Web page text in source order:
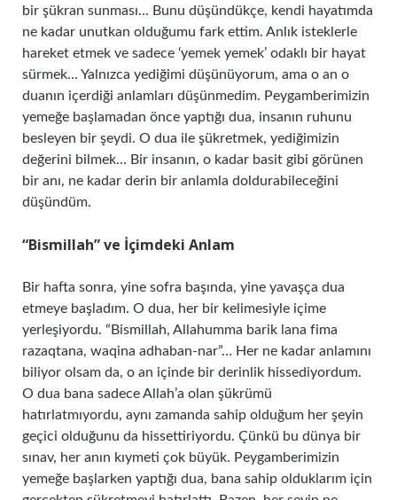
bir şükran sunması… Bunu düşündükçe, kendi hayatımda
ne kadar unutkan olduğumu fark ettim. Anlık isteklerle
hareket etmek ve sadece ‘yemek yemek’ odaklı bir hayat
sürmek… Yalnızca yediğimi düşünüyorum, ama o an o
duanın içerdiği anlamları düşünmedim. Peygamberimizin
yemeğe başlamadan önce yaptığı dua, insanın ruhunu
besleyen bir şeydi. O dua ile şükretmek, yediğimizin
değerini bilmek… Bir insanın, o kadar basit gibi görünen
bir anı, ne kadar derin bir anlamla doldurabileceğini
düşündüm.
“Bismillah” ve İçimdeki Anlam
Bir hafta sonra, yine sofra başında, yine yavaşça dua
etmeye başladım. O dua, her bir kelimesiyle içime
yerleşiyordu. “Bismillah, Allahumma barik lana fima
razaqtana, waqina adhaban-nar”… Her ne kadar anlamını
biliyor olsam da, o an içinde bir derinlik hissediyordum.
O dua bana sadece Allah’a olan şükrümü
hatırlatmıyordu, aynı zamanda sahip olduğum her şeyin
geçici olduğunu da hissettiriyordu. Çünkü bu dünya bir
sınav, her anın kıymeti çok büyük. Peygamberimizin
yemeğe başlarken yaptığı dua, bana sahip olduklarım için